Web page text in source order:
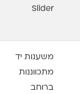
Slider
משענות יד
מתכווננות
ברוחב